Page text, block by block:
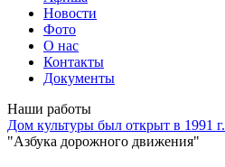
Новости
Фото
О нас
Контакты
Документы
Наши работы
Дом культуры был открыт в 1991 г.
"Азбука дорожного движения"